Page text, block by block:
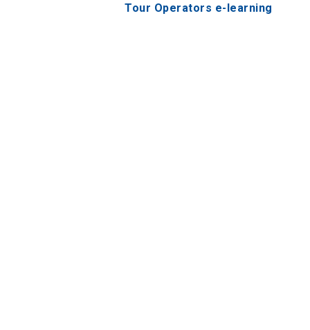
Tour Operators e-learning